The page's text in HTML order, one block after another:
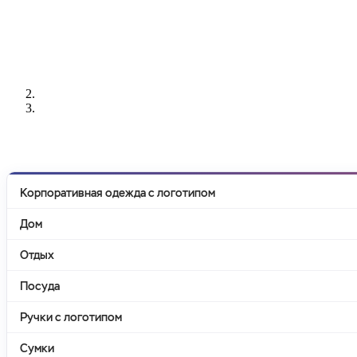
Корпоративная одежда с логотипом
Дом
Отдых
Посуда
Ручки с логотипом
Сумки